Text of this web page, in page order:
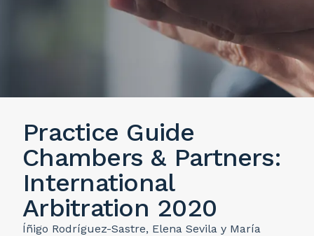
Practice Guide
Chambers & Partners:
International
Arbitration 2020
Íñigo Rodríguez-Sastre, Elena Sevila y María